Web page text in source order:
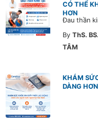
CÓ THỂ
HƠN
ByThS.
TÂM
KHÁM
DÀNG